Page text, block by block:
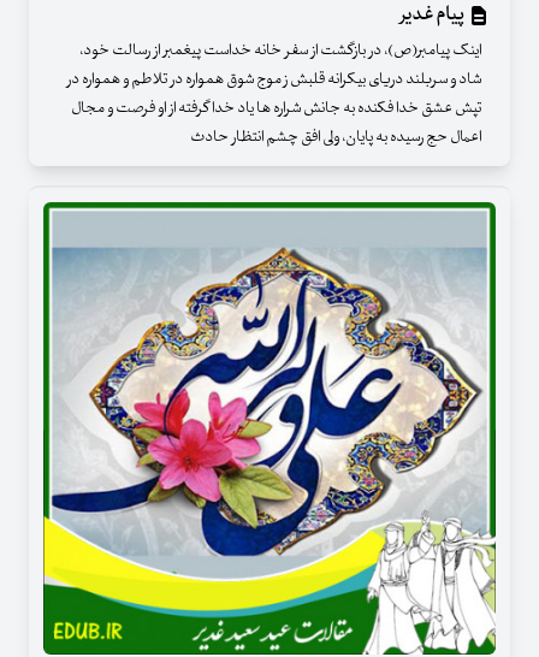
پیام غدیر
اینک پیامبر(ص)، در بازگشت از سفر خانه خداست پیغمبر از رسالت خود،
شاد و سربلند دریای بیکرانه قلبش ز موج شوق همواره در تلاطم و همواره در
تپش عشق خدا فکنده به جانش شراره ها یاد خدا گرفته از او فرصت و مجال
اعمال حج رسیده به پایان، ولی افق چشم انتظار حادث